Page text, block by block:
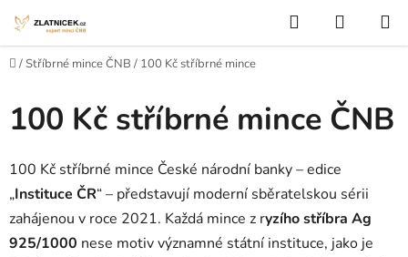
Hledat
Domů
/Stříbrné mince ČNB / 100 Kč stříbrné mince
100 Kč stříbrné mince ČNB
100 Kč stříbrné mince České národní banky – edice
„Instituce ČR“ – představují moderní sběratelskou sérii
zahájenou v roce 2021. Každá mince z ryzího stříbra Ag
925/1000 nese motiv významné státní instituce, jako je